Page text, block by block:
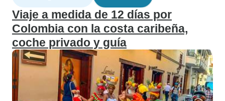
Viaje a medida de 12 días por
Colombia con la costa caribeña,
coche privado y guía